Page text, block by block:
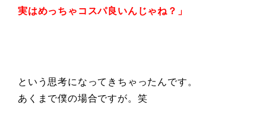
実はめっちゃコスパ良いんじゃね？」
という思考になってきちゃったんです。
あくまで僕の場合ですが。笑